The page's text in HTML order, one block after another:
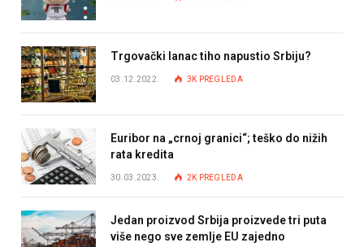
Trgovački lanac tiho napustio Srbiju?
03.12.2022. 3K PREGLEDA
Euribor na „crnoj granici“; teško do nižih
rata kredita
30.03.2023. 2K PREGLEDA
Jedan proizvod Srbija proizvede tri puta
više nego sve zemlje EU zajedno